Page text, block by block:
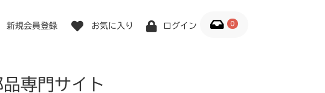
新規会員登録 お気に入り ログイン 0
専門サイト